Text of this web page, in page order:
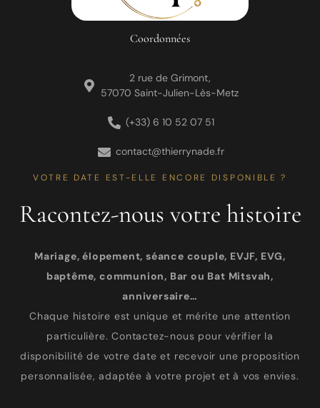
Coordonnées
2 rue de Grimont,
57070 Saint-Julien-Lès-Metz
(+33) 6 10 52 07 51
contact@thierrynade.fr
VOTRE DATE EST-ELLE ENCORE DISPONIBLE ?
Racontez-nous votre histoire
Mariage, élopement, séance couple, EVJF, EVG,
baptême, communion, Bar ou Bat Mitsvah,
anniversaire…
Chaque histoire est unique et mérite une attention
particulière. Contactez-nous pour vérifier la
disponibilité de votre date et recevoir une proposition
personnalisée, adaptée à votre projet et à vos envies.